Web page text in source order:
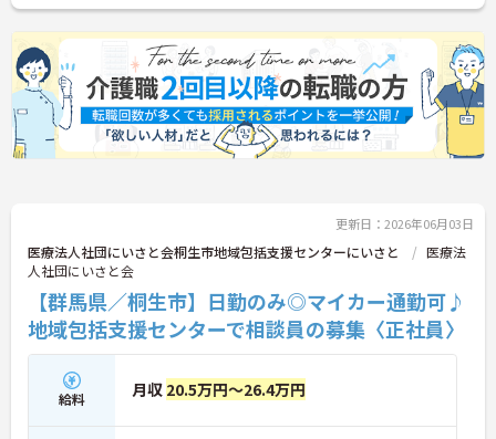
更新日：2026年06月03日
医療法人社団にいさと会桐生市地域包括支援センターにいさと
医療法
人社団にいさと会
【群馬県／桐生市】日勤のみ◎マイカー通勤可♪
地域包括支援センターで相談員の募集〈正社員〉
給料 月収 20.5万円～26.4万円